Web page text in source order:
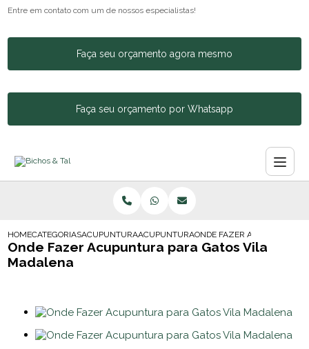
Entre em contato com um de nossos especialistas!
Faça seu orçamento agora mesmo
Faça seu orçamento por Whatsapp
HOMECATEGORIASACUPUNTURA ANIMALACUPUNTURA EM CACHORROS
ONDE FAZER ACUPUNTURA
Onde Fazer Acupuntura para Gatos Vila
Madalena